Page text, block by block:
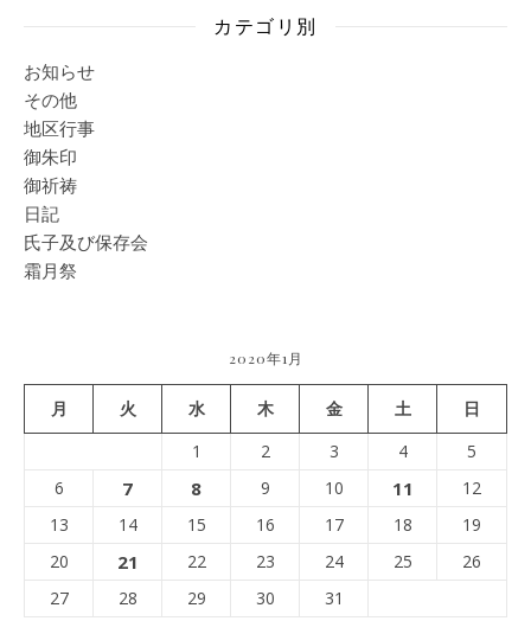
カテゴリ別
お知らせ
その他
地区行事
御朱印
御祈祷
日記
氏子及び保存会
霜月祭
2020年1月
月 火 水 木 金 土
日
1
2 3 4
5
6
7 8 9 10 11
12
13
14 15 16 17 18
19
20
21 22 23 24 25
26
27
28 29 30 31